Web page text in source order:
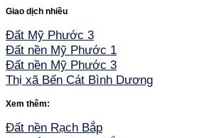
Giao dịch nhiều
Đất Mỹ Phước 3
Đất nền Mỹ Phước 1
Đất nền Mỹ Phước 3
Thị xã Bến Cát Bình Dương
Xem thêm:
Đất nền Rạch Bắp